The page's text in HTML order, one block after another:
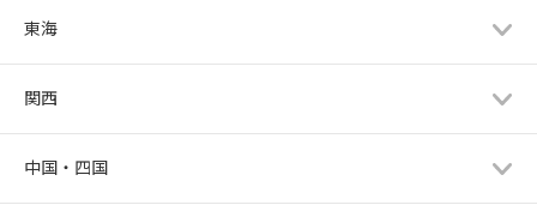
東海
関西
中国・四国